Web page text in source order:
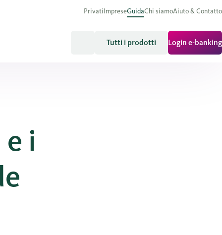
PrivatiImpreseGuidaChi siamoAiuto & Contatto
Tutti i prodotti Login e-banking
i